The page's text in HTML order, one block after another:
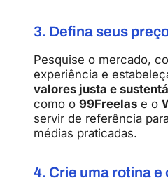
3. Defina seus
Pesquise o mercado,
experiência e
valores justa e
como o 99Freelas e o
servir de referência
médias praticadas.
4. Crie uma rotina e